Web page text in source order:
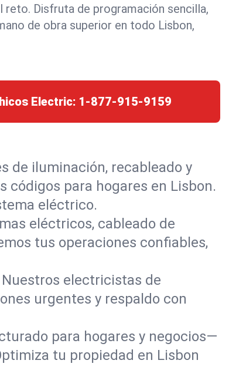
Disfruta de programación sencilla,
de obra superior en todo Lisbon,
Electric: 1-877-915-9159
de iluminación, recableado y
códigos para hogares en Lisbon.
eléctrico.
eléctricos, cableado de
tus operaciones confiables,
electricistas de
urgentes y respaldo con
para hogares y negocios—
tu propiedad en Lisbon